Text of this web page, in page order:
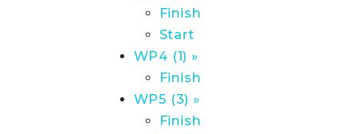
Finish
Start
WP4 (1) »
Finish
WP5 (3) »
Finish